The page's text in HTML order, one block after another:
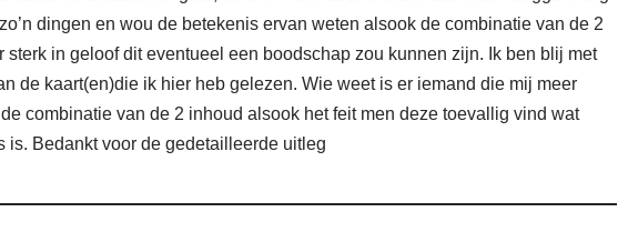
dingen en wou de betekenis ervan weten alsook de combinatie van de 2
sterk in geloof dit eventueel een boodschap zou kunnen zijn. Ik ben blij met
de kaart(en)die ik hier heb gelezen. Wie weet is er iemand die mij meer
combinatie van de 2 inhoud alsook het feit men deze toevallig vind wat
is. Bedankt voor de gedetailleerde uitleg